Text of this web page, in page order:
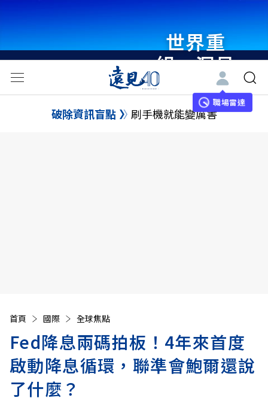
世界重
組・洞見
未來 與
世界領袖
職場雷達
破除資訊盲點 刷手機就能變厲害
首頁 國際 全球焦點
Fed降息兩碼拍板！4年來首度
啟動降息循環，聯準會鮑爾還說
了什麼？